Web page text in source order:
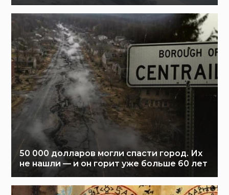
50 000 долларов могли спасти город. Их
не нашли — и он горит уже больше 60 лет